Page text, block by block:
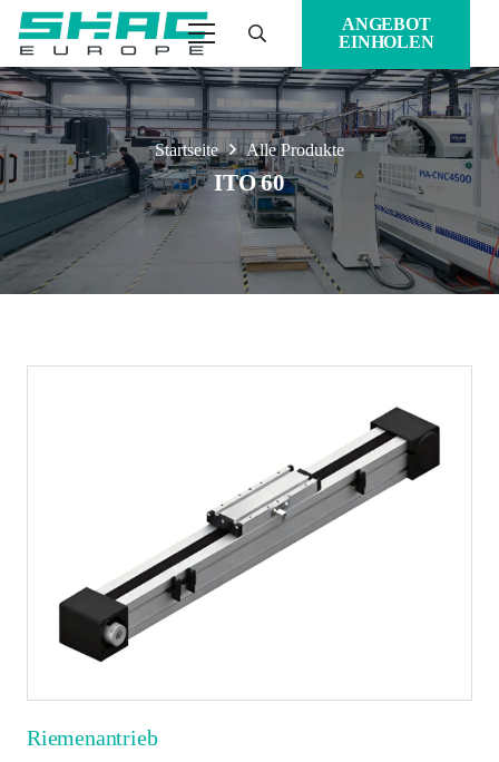
ANGEBOT
EINHOLEN
Startseite Alle Produkte
ITO 60
Riemenantrieb